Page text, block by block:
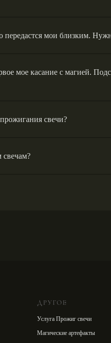
передастся мои близким.
мое касание с магией.
свечи?
ДРУГОЕ
Услуга Прожиг свечи
Магические артефакты